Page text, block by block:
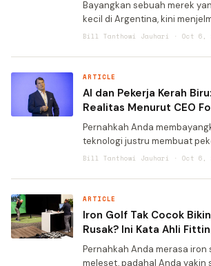
Bayangkan sebuah merek
kecil di Argentina, kini
global yang menentukan arah
yang genap mengi
Bill Tanthowi Jauhari · Oct 6,
ARTICLE
AI dan Pekerja Kerah
Realitas Menurut CEO
Pernahkah Anda
teknologi justru membuat
sulit? Sementara para
intelligence, para pekerja ker
Bill Tanthowi Jauhari · Oct 6,
ARTICLE
Iron Golf Tak Cocok
Rusak? Ini Kata Ahli
Pernahkah Anda merasa iron
meleset, padahal Anda yakin